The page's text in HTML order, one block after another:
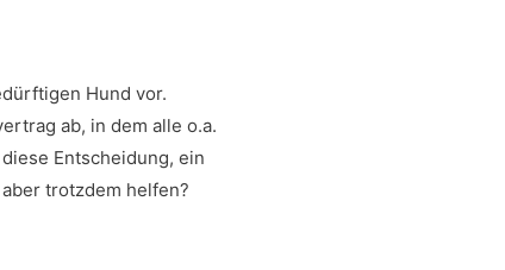
Hund vor.
ab, in dem alle o.a.
Entscheidung, ein
trotzdem helfen?